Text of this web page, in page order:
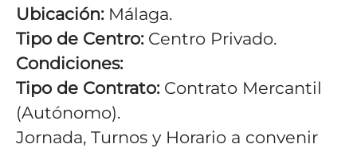
Ubicación:Málaga.
Tipo de Centro:Centro Privado.
Condiciones:
Tipo de Contrato:Contrato Mercantil
(Autónomo).
Jornada, Turnos y Horario a convenir